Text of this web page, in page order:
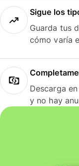
Sigue los
Guarda tus
cómo varía
Descarga
y no hay